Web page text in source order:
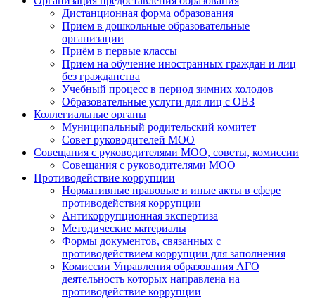
Дистанционная форма образования
Прием в дошкольные образовательные
организации
Приём в первые классы
Прием на обучение иностранных граждан и лиц
без гражданства
Учебный процесс в период зимних холодов
Образовательные услуги для лиц с ОВЗ
Коллегиальные органы
Муниципальный родительский комитет
Совет руководителей МОО
Совещания с руководителями МОО, советы, комиссии
Совещания с руководителями МОО
Противодействие коррупции
Нормативные правовые и иные акты в сфере
противодействия коррупции
Антикоррупционная экспертиза
Методические материалы
Формы документов, связанных с
противодействием коррупции для заполнения
Комиссии Управления образования АГО
деятельность которых направлена на
противодействие коррупции